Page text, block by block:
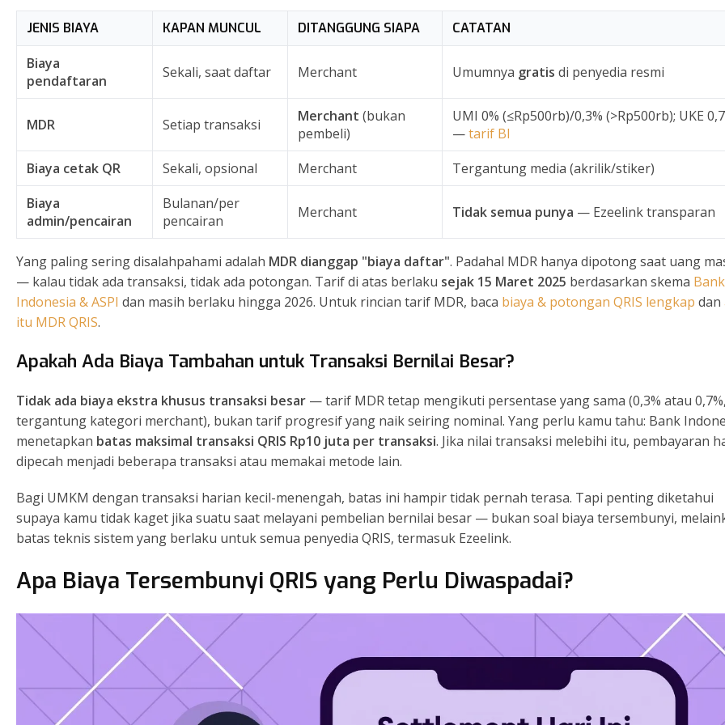
JENIS BIAYA KAPAN MUNCUL DITANGGUNG SIAPA CATATAN
Biaya
pendaftaran
Sekali, saat daftar Merchant Umumnya gratis di penyedia resmi
MDR Setiap transaksi Merchant (bukan
pembeli)
UMI 0% (≤Rp500rb)/0,3% (>Rp500rb); UKE
—tarif BI
Biaya cetak QR
Sekali, opsional Merchant
Tergantung media (akrilik/stiker)
Biaya
admin/pencairan
Bulanan/per
pencairan
Merchant Tidak semua punya — Ezeelink transparan
Yang paling sering disalahpahami adalah MDR dianggap "biaya daftar". Padahal MDR hanya dipotong saat uang
— kalau tidak ada transaksi, tidak ada potongan. Tarif di atas berlaku sejak 15 Maret 2025 berdasarkan skema Bank
Indonesia & ASPI dan masih berlaku hingga 2026. Untuk rincian tarif MDR, baca biaya & potongan QRIS lengkap dan
itu MDR QRIS.
Apakah Ada Biaya Tambahan untuk Transaksi Bernilai Besar?
Tidak ada biaya ekstra khusus transaksi besar — tarif MDR tetap mengikuti persentase yang sama (0,3% atau 0,7%,
tergantung kategori merchant), bukan tarif progresif yang naik seiring nominal. Yang perlu kamu tahu: Bank
menetapkan batas maksimal transaksi QRIS Rp10 juta per transaksi. Jika nilai transaksi melebihi itu, pembayaran
dipecah menjadi beberapa transaksi atau memakai metode lain.
Bagi UMKM dengan transaksi harian kecil-menengah, batas ini hampir tidak pernah terasa. Tapi penting diketahui
supaya kamu tidak kaget jika suatu saat melayani pembelian bernilai besar — bukan soal biaya tersembunyi,
batas teknis sistem yang berlaku untuk semua penyedia QRIS, termasuk Ezeelink.
Apa Biaya Tersembunyi QRIS yang Perlu Diwaspadai?